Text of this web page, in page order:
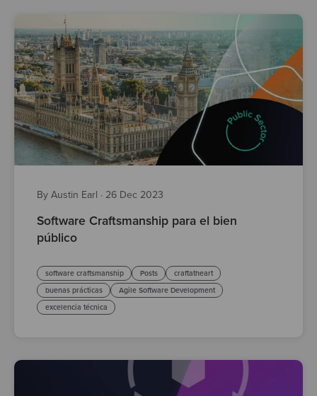
By Austin Earl · 26 Dec 2023
Software Craftsmanship para el bien
público
software craftsmanship Posts
craftatheart
buenas prácticas
Agile Software Development
excelencia técnica